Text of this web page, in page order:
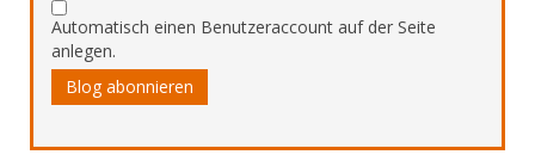
Automatisch einen Benutzeraccount auf der Seite
anlegen.
Blog abonnieren